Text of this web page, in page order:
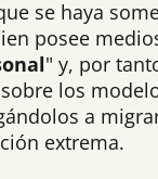
se haya
posee
" y, por
los
a
extrema.